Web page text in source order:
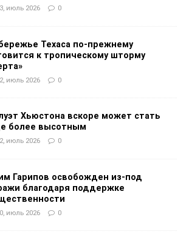
июль 2026 0
Техаса по-прежнему
к тропическому шторму
июль 2026 0
Хьюстона вскоре может стать
более высотным
июль 2026 0
Гарипов освобожден из-под
благодаря поддержке
июль 2026 0